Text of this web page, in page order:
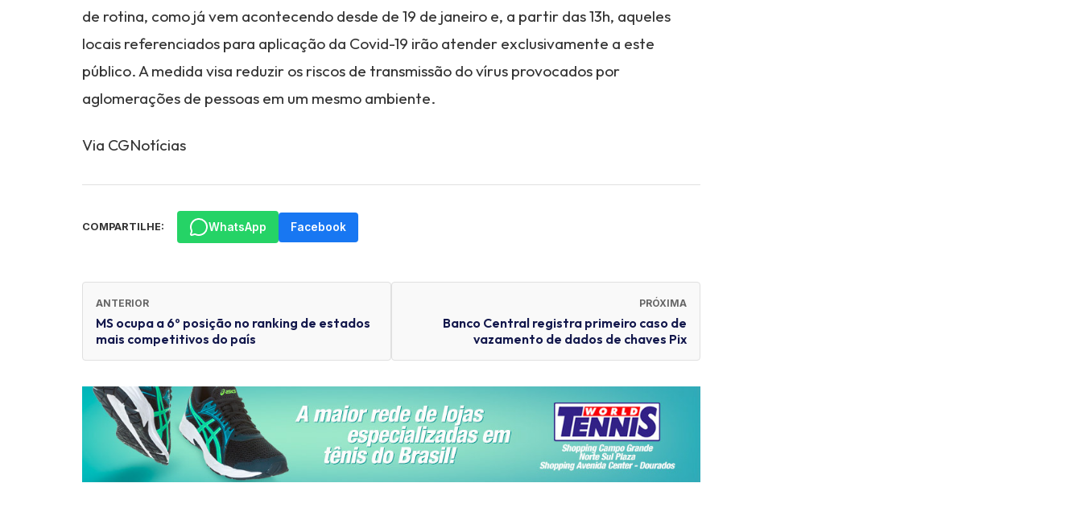
de rotina, como já vem acontecendo desde de 19 de janeiro e, a partir das 13h, aqueles
locais referenciados para aplicação da Covid-19 irão atender exclusivamente a este
público. A medida visa reduzir os riscos de transmissão do vírus provocados por
aglomerações de pessoas em um mesmo ambiente.
Via CGNotícias
COMPARTILHE: WhatsApp Facebook
ANTERIOR
MS ocupa a 6º posição no ranking de estados
mais competitivos do país
PRÓXIMA
Banco Central registra primeiro caso de
vazamento de dados de chaves Pix